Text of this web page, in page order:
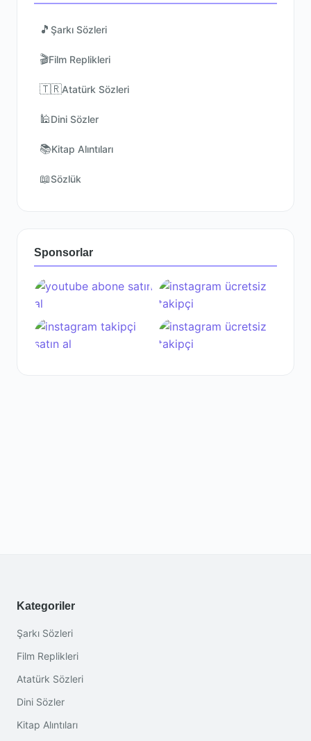
🎵 Şarkı Sözleri
🎬Film Replikleri
🇹🇷Atatürk Sözleri
🕌Dini Sözler
📚Kitap Alıntıları
📖Sözlük
Sponsorlar
Kategoriler
Şarkı Sözleri
Film Replikleri
Atatürk Sözleri
Dini Sözler
Kitap Alıntıları